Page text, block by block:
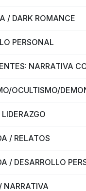
/ DARK ROMANCE
PERSONAL
NARRATIVA
OCULTISMO/
/ RELATOS
/ DESARROLLO
NARRATIVA